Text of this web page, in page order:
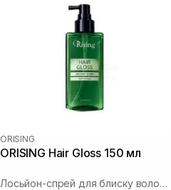
ORISING
ORISING Hair Gloss 150 мл
Лосьйон-спрей для блиску волосся